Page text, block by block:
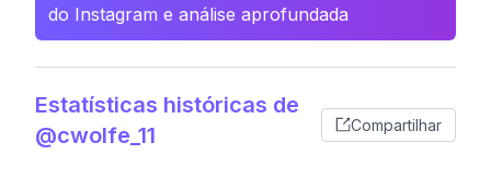
do Instagram e análise aprofundada
Estatísticas históricas de
@cwolfe_11
Compartilhar